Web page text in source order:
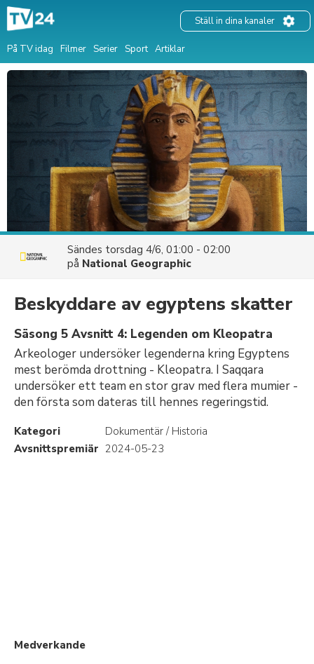
På TV idag Filmer Serier Sport Artiklar
Ställ in dina kanaler
Sändes torsdag 4/6, 01:00 - 02:00
på National Geographic
Beskyddare av egyptens skatter
Säsong 5 Avsnitt 4: Legenden om Kleopatra
Arkeologer undersöker legenderna kring Egyptens
mest berömda drottning - Kleopatra. I Saqqara
undersöker ett team en stor grav med flera mumier -
den första som dateras till hennes regeringstid.
Kategori
Dokumentär / Historia
Avsnittspremiär 2024-05-23
Medverkande